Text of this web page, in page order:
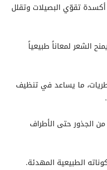
تقوّي البصيلات وتقلل
الشعر لمعاناً طبيعياً
ما يساعد في تنظيف
الجذور حتى الأطراف
الطبيعية المهدئة.